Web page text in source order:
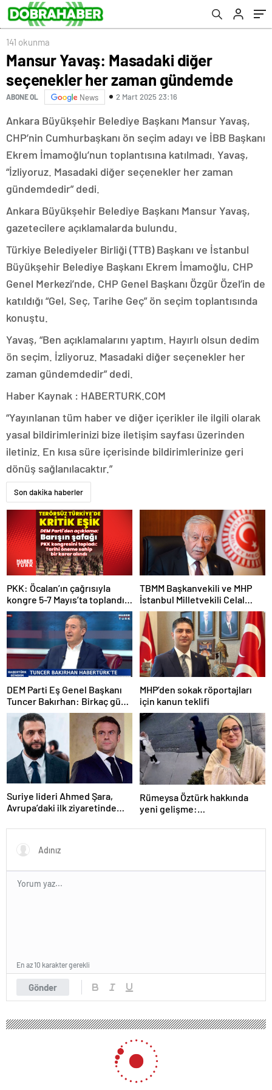
141 okunma
Mansur Yavaş: Masadaki diğer
seçenekler her zaman gündemde
ABONE OL News 2 Mart 2025 23:16
Ankara Büyükşehir Belediye Başkanı Mansur Yavaş,
CHP’nin Cumhurbaşkanı ön seçim adayı ve İBB Başkanı
Ekrem İmamoğlu’nun toplantısına katılmadı. Yavaş,
“İzliyoruz. Masadaki diğer seçenekler her zaman
gündemdedir” dedi.
Ankara Büyükşehir Belediye Başkanı Mansur Yavaş,
gazetecilere açıklamalarda bulundu.
Türkiye Belediyeler Birliği (TTB) Başkanı ve İstanbul
Büyükşehir Belediye Başkanı Ekrem İmamoğlu, CHP
Genel Merkezi’nde, CHP Genel Başkanı Özgür Özel’in de
katıldığı “Gel, Seç, Tarihe Geç” ön seçim toplantısında
konuştu.
Yavaş, “Ben açıklamalarını yaptım. Hayırlı olsun dedim
ön seçim. İzliyoruz. Masadaki diğer seçenekler her
zaman gündemdedir” dedi.
Haber Kaynak : HABERTURK.COM
“Yayınlanan tüm haber ve diğer içerikler ile ilgili olarak
yasal bildirimlerinizi bize iletişim sayfası üzerinden
iletiniz. En kısa süre içerisinde bildirimlerinize geri
dönüş sağlanılacaktır.”
Son dakika haberler
PKK: Öcalan’ın çağrısıyla
kongre 5-7 Mayıs’ta toplandı!
Tarihi bir karar alındı!
TBMM Başkanvekili ve MHP
İstanbul Milletvekili Celal
Adan: Kan ve kin devri
kapanmıştır
DEM Parti Eş Genel Başkanı
Tuncer Bakırhan: Birkaç gün
içerisinde kongre kararları
açıklanacak
MHP’den sokak röportajları
için kanun teklifi
Suriye lideri Ahmed Şara,
Avrupa’daki ilk ziyaretinde
Rümeysa Öztürk hakkında
yeni gelişme:
geciktirilmemesini istedi
Gönder
En az 10 karakter gerekli